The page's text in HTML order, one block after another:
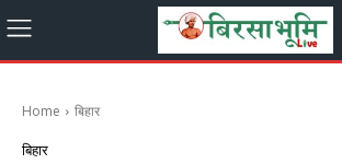
Home बिहार
बिहार